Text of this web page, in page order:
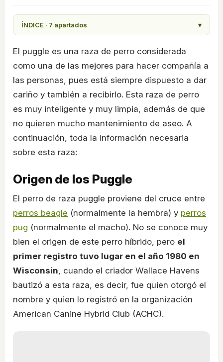
ÍNDICE · 7 apartados ▾
El puggle es una raza de perro considerada
como una de las mejores para hacer compañía a
las personas, pues está siempre dispuesto a dar
cariño y también a recibirlo. Esta raza de perro
es muy inteligente y muy limpia, además de que
no quieren mucho mantenimiento de aseo. A
continuación, toda la información necesaria
sobre esta raza:
Origen de los Puggle
El perro de raza puggle proviene del cruce entre
perros beagle (normalmente la hembra) y perros
pug (normalmente el macho). No se conoce muy
bien el origen de este perro híbrido, pero el
primer registro tuvo lugar en el año 1980 en
Wisconsin, cuando el criador Wallace Havens
bautizó a esta raza, es decir, fue quien otorgó el
nombre y quien lo registró en la organización
American Canine Hybrid Club (ACHC).